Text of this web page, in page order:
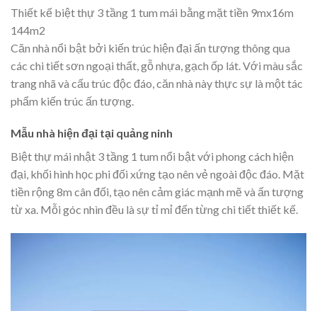
Thiết kế biệt thự 3 tầng 1 tum mái bằng mặt tiền 9mx16m
144m2
Căn nhà nổi bật bởi kiến trúc hiện đại ấn tượng thông qua
các chi tiết sơn ngoại thất, gỗ nhựa, gạch ốp lát. Với màu sắc
trang nhã và cấu trúc độc đáo, căn nhà này thực sự là một tác
phẩm kiến trúc ấn tượng.
Mẫu nhà hiện đại tại quảng ninh
Biệt thự mái nhật 3 tầng 1 tum nổi bật với phong cách hiện
đại, khối hình học phi đối xứng tạo nên vẻ ngoài độc đáo. Mặt
tiền rộng 8m cân đối, tạo nên cảm giác mạnh mẽ và ấn tượng
từ xa. Mỗi góc nhìn đều là sự tỉ mỉ đến từng chi tiết thiết kế.